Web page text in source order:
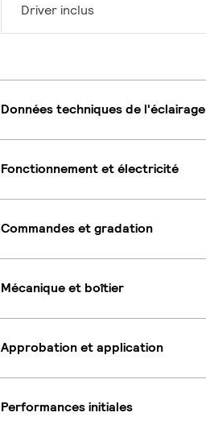
Driver inclus
Données techniques de l'éclairage
Fonctionnement et électricité
Commandes et gradation
Mécanique et boîtier
Approbation et application
Performances initiales